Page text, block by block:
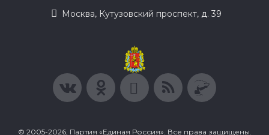
Москва, Кутузовский проспект, д. 39
© 2005-2026, Партия «Единая Россия». Все права защищены.